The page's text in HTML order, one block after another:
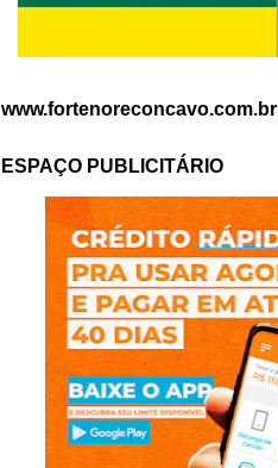
www.fortenoreconcavo.com.br
ESPAÇO PUBLICITÁRIO